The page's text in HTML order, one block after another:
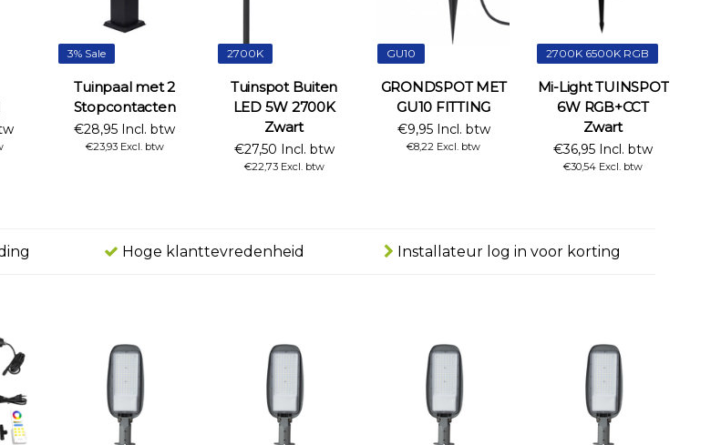
3% Sale
Tuinpaal met 2
Stopcontacten
€28,95 Incl. btw
€23,93 Excl. btw
2700K
Tuinspot Buiten
LED 5W 2700K
Zwart
€27,50 Incl. btw
€22,73 Excl. btw
GU10
GRONDSPOT MET
GU10 FITTING
€9,95 Incl. btw
€8,22 Excl. btw
2700K 6500K RGB
Mi-Light TUINSPOT
6W RGB+CCT
Zwart
€36,95 Incl. btw
€30,54 Excl. btw
Hoge klanttevredenheid Installateur log in voor korting